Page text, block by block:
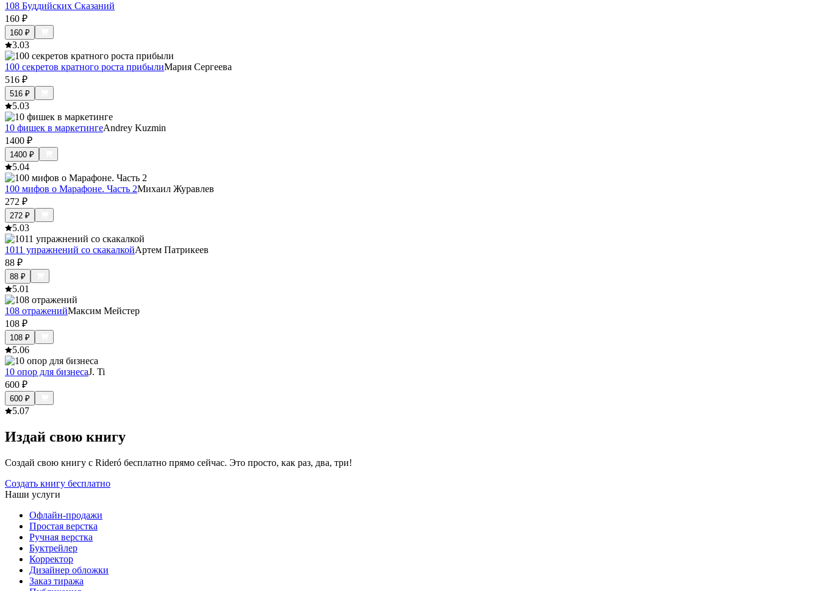
108 Буддийских Сказаний
160 ₽
160 ₽
3.03
100 секретов кратного роста прибылиМария Сергеева
516 ₽
516 ₽
5.03
10 фишек в маркетингеAndrey Kuzmin
1400 ₽
1400 ₽
5.04
100 мифов о Марафоне. Часть 2Михаил Журавлев
272 ₽
272 ₽
5.03
1011 упражнений со скакалкойАртем Патрикеев
88 ₽
88 ₽
5.01
108 отраженийМаксим Мейстер
108 ₽
108 ₽
5.06
10 опор для бизнесаJ. Ti
600 ₽
600 ₽
5.07
Издай свою книгу
Создай свою книгу с Rideró бесплатно прямо сейчас. Это просто, как раз, два, три!
Создать книгу бесплатно
Наши услуги
Офлайн-продажи
Простая верстка
Ручная верстка
Буктрейлер
Корректор
Дизайнер обложки
Заказ тиража